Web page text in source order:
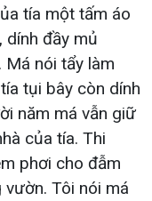
tía một tấm áo
dính đầy mủ
Má nói tẩy làm
tụi bây còn dính
năm má vẫn giữ
của tía. Thi
phơi cho đẫm
Tôi nói má